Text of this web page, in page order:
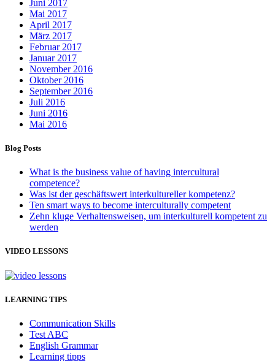
Juni 2017
Mai 2017
April 2017
März 2017
Februar 2017
Januar 2017
November 2016
Oktober 2016
September 2016
Juli 2016
Juni 2016
Mai 2016
Blog Posts
What is the business value of having intercultural
competence?
Was ist der geschäftswert interkultureller kompetenz?
Ten smart ways to become interculturally competent
Zehn kluge Verhaltensweisen, um interkulturell kompetent zu
werden
VIDEO LESSONS
LEARNING TIPS
Communication Skills
Test ABC
English Grammar
Learning tipps